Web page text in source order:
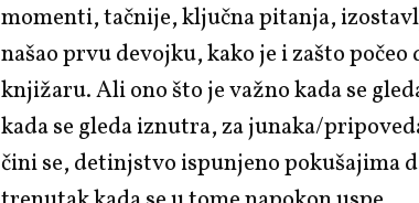
momenti, tačnije, ključna pitanja,
našao prvu devojku, kako je i zašto
knjižaru. Ali ono što je važno kada se
kada se gleda iznutra, za junaka/
čini se, detinjstvo ispunjeno pokušajima